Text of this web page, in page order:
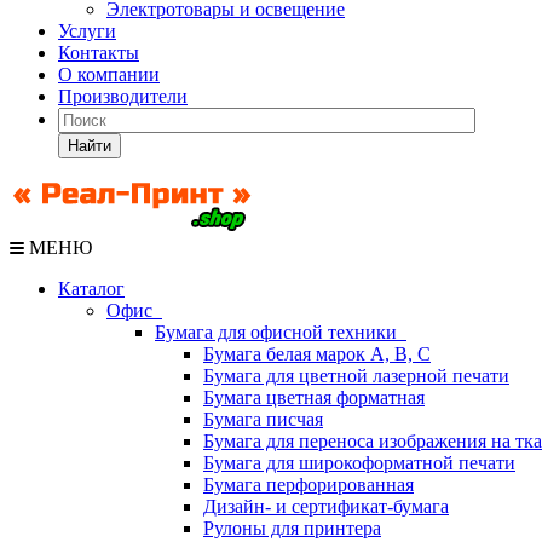
Электротовары и освещение
Услуги
Контакты
О компании
Производители
Найти
МЕНЮ
Каталог
Офис
Бумага для офисной техники
Бумага белая марок А, В, С
Бумага для цветной лазерной печати
Бумага цветная форматная
Бумага писчая
Бумага для переноса изображения на
Бумага для широкоформатной печати
Бумага перфорированная
Дизайн- и сертификат-бумага
Рулоны для принтера